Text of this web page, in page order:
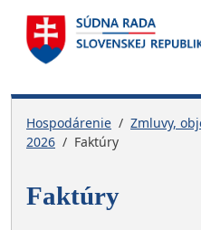
Skočiť na hlavnú navigáciu
Skočiť na obsah
Skočiť na bočnú lištu
Skočiť na pätičku
Hospodárenie
Zmluvy,
2026
Faktúry
Faktúry